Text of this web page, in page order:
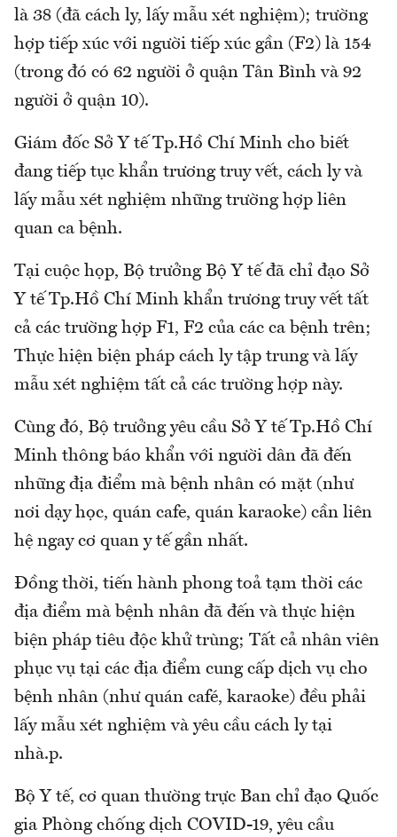
là 38 (đã cách ly, lấy mẫu xét nghiệm); trường
hợp tiếp xúc với người tiếp xúc gần (F2) là 154
(trong đó có 62 người ở quận Tân Bình và 92
người ở quận 10).
Giám đốc Sở Y tế Tp.Hồ Chí Minh cho biết
đang tiếp tục khẩn trương truy vết, cách ly và
lấy mẫu xét nghiệm những trường hợp liên
quan ca bệnh.
Tại cuộc họp, Bộ trưởng Bộ Y tế đã chỉ đạo Sở
Y tế Tp.Hồ Chí Minh khẩn trương truy vết tất
cả các trường hợp F1, F2 của các ca bệnh trên;
Thực hiện biện pháp cách ly tập trung và lấy
mẫu xét nghiệm tất cả các trường hợp này.
Cùng đó, Bộ trưởng yêu cầu Sở Y tế Tp.Hồ Chí
Minh thông báo khẩn với người dân đã đến
những địa điểm mà bệnh nhân có mặt (như
nơi dạy học, quán cafe, quán karaoke) cần liên
hệ ngay cơ quan y tế gần nhất.
Đồng thời, tiến hành phong toả tạm thời các
địa điểm mà bệnh nhân đã đến và thực hiện
biện pháp tiêu độc khử trùng; Tất cả nhân viên
phục vụ tại các địa điểm cung cấp dịch vụ cho
bệnh nhân (như quán café, karaoke) đều phải
lấy mẫu xét nghiệm và yêu cầu cách ly tại
nhà.p.
Bộ Y tế, cơ quan thường trực Ban chỉ đạo Quốc
gia Phòng chống dịch COVID-19, yêu cầu